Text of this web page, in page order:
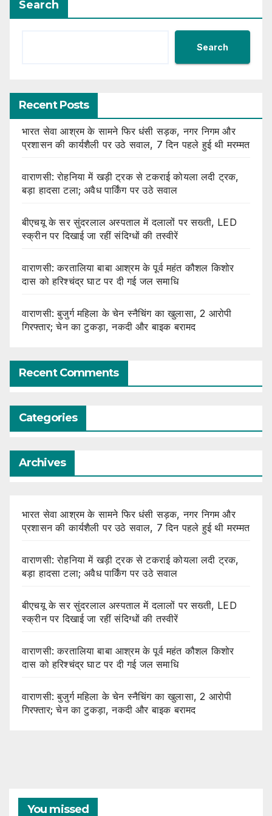
Search
Search
Recent Posts
भारत सेवा आश्रम के सामने फिर धंसी सड़क, नगर निगम और
प्रशासन की कार्यशैली पर उठे सवाल, 7 दिन पहले हुई थी मरम्मत
वाराणसी: रोहनिया में खड़ी ट्रक से टकराई कोयला लदी ट्रक,
बड़ा हादसा टला; अवैध पार्किंग पर उठे सवाल
बीएचयू के सर सुंदरलाल अस्पताल में दलालों पर सख्ती, LED
स्क्रीन पर दिखाई जा रहीं संदिग्धों की तस्वीरें
वाराणसी: करतालिया बाबा आश्रम के पूर्व महंत कौशल किशोर
दास को हरिश्चंद्र घाट पर दी गई जल समाधि
वाराणसी: बुजुर्ग महिला के चेन स्नैचिंग का खुलासा, 2 आरोपी
गिरफ्तार; चेन का टुकड़ा, नकदी और बाइक बरामद
Recent Comments
Categories
Archives
भारत सेवा आश्रम के सामने फिर धंसी सड़क, नगर निगम और
प्रशासन की कार्यशैली पर उठे सवाल, 7 दिन पहले हुई थी मरम्मत
वाराणसी: रोहनिया में खड़ी ट्रक से टकराई कोयला लदी ट्रक,
बड़ा हादसा टला; अवैध पार्किंग पर उठे सवाल
बीएचयू के सर सुंदरलाल अस्पताल में दलालों पर सख्ती, LED
स्क्रीन पर दिखाई जा रहीं संदिग्धों की तस्वीरें
वाराणसी: करतालिया बाबा आश्रम के पूर्व महंत कौशल किशोर
दास को हरिश्चंद्र घाट पर दी गई जल समाधि
वाराणसी: बुजुर्ग महिला के चेन स्नैचिंग का खुलासा, 2 आरोपी
गिरफ्तार; चेन का टुकड़ा, नकदी और बाइक बरामद
You missed